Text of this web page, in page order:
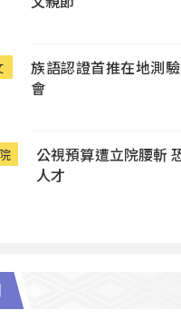
族語認證首推在地測
會
公視預算遭立院腰斬
人才